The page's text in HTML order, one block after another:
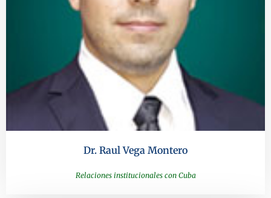
Dr. Raul Vega Montero
Relaciones institucionales con Cuba